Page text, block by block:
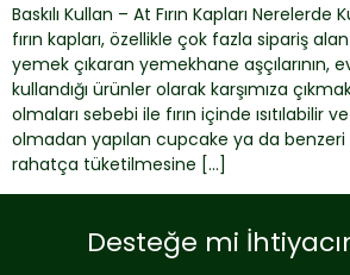
Baskılı Kullan – At Fırın Kapları Nerelerde
fırın kapları, özellikle çok fazla sipariş
yemek çıkaran yemekhane aşçılarının, ev
kullandığı ürünler olarak karşımıza
olmaları sebebi ile fırın içinde ısıtılabilir
olmadan yapılan cupcake ya da
rahatça tüketilmesine […]
Desteğe mi